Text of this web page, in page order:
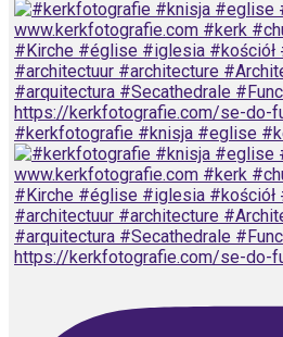
#kerkfotografie #knisja #eglise